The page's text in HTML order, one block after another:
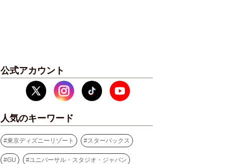
公式アカウント
人気のキーワード
#東京ディズニーリゾート #スターバックス
#GU #ユニバーサル・スタジオ・ジャパン